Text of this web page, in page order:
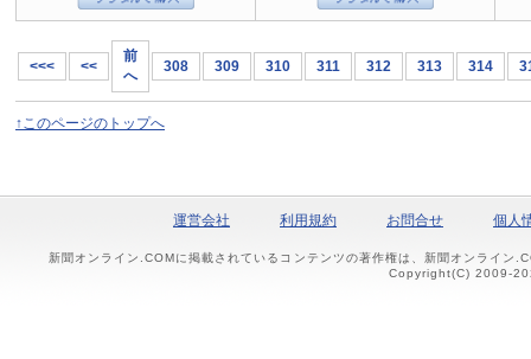
<<< <<
前
へ
308 309 310 311 312 313 314
↑このページのトップへ
運営会社 利用規約 お問合せ 個人
新聞オンライン.COMに掲載されているコンテンツの著作権は、新聞オンライン
Copyright(C) 2009-